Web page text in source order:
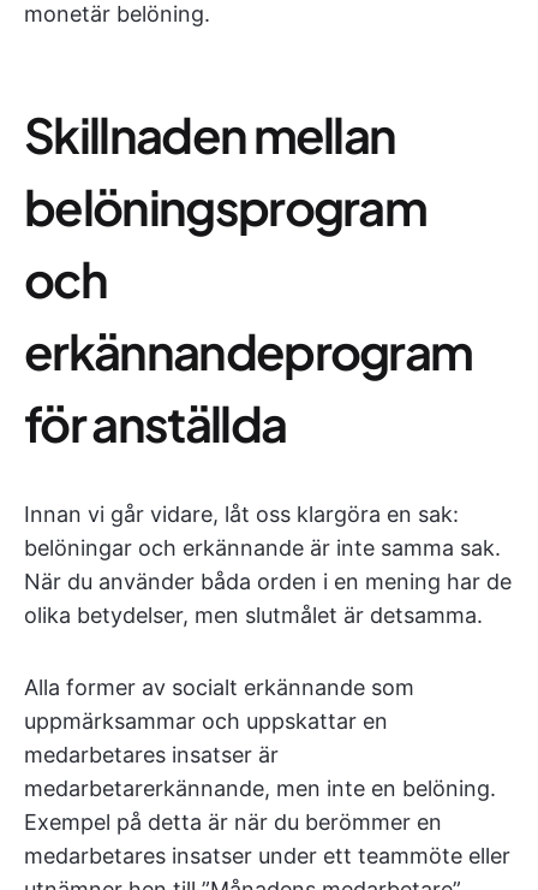
monetär belöning.
Skillnaden mellan
belöningsprogram
och
erkännandeprogram
för anställda
Innan vi går vidare, låt oss klargöra en sak:
belöningar och erkännande är inte samma sak.
När du använder båda orden i en mening har de
olika betydelser, men slutmålet är detsamma.
Alla former av socialt erkännande som
uppmärksammar och uppskattar en
medarbetares insatser är
medarbetarerkännande, men inte en belöning.
Exempel på detta är när du berömmer en
medarbetares insatser under ett teammöte eller